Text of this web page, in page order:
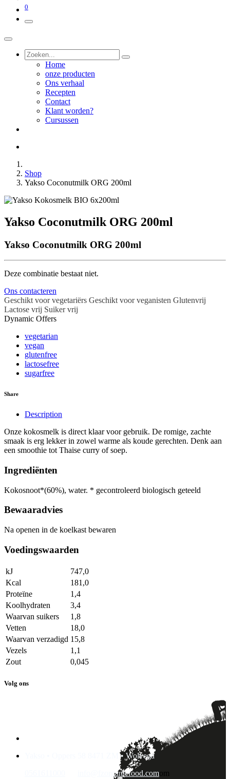
0
Home
onze producten
Ons verhaal
Recepten
Contact
Klant worden?
Cursussen
Shop
Yakso Coconutmilk ORG 200ml
Yakso Coconutmilk ORG 200ml
Yakso Coconutmilk ORG 200ml
Deze combinatie bestaat niet.
Ons contacteren
Geschikt voor vegetariërs Geschikt voor veganisten Glutenvrij
Lactose vrij Suiker vrij
Dynamic Offers
vegetarian
vegan
glutenfree
lactosefree
sugarfree
Share
Description
Onze kokosmelk is direct klaar voor gebruik. De romige, zachte
smaak is erg lekker in zowel warme als koude gerechten. Denk aan
een smoothie tot Thaise curry of soep.
Ingrediënten
Kokosnoot*(60%), water. * gecontroleerd biologisch geteeld
Bewaaradvies
Na openen in de koelkast bewaren
Voedingswaarden
kJ
747,0
Kcal
181,0
Proteïne
1,4
Koolhydraten
3,4
Waarvan suikers
1,8
Vetten
18,0
Waarvan verzadigd 15,8
Vezels
1,1
Zout
0,045
Volg ons
Yakso • Oppers 58 8471 ZM • Wolvega
info@fzorganicfood.comom